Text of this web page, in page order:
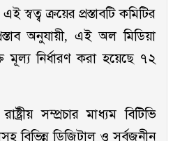
স্বত্ব ক্রয়ের প্রস্তাবটি কমিটির
অনুযায়ী, এই অল মিডিয়া
মূল্য নির্ধারণ করা হয়েছে ৭২
সম্প্রচার মাধ্যম বিটিভি
বিভিন্ন ডিজিটাল ও সর্বজনীন